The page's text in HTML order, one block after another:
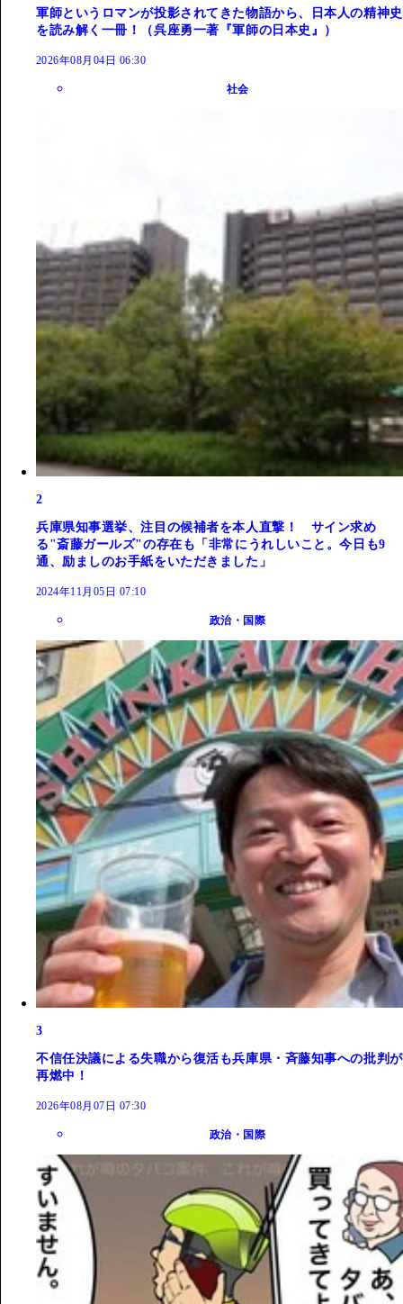
軍師というロマンが投影されてきた物語から、日本人の精神史
を読み解く一冊！（呉座勇一著『軍師の日本史』）
2026年08月04日 06:30
社会
2
兵庫県知事選挙、注目の候補者を本人直撃！ サイン求め
る"斎藤ガールズ"の存在も「非常にうれしいこと。今日も9
通、励ましのお手紙をいただきました」
2024年11月05日 07:10
政治・国際
3
不信任決議による失職から復活も兵庫県・斉藤知事への批判が
再燃中！
2026年08月07日 07:30
政治・国際